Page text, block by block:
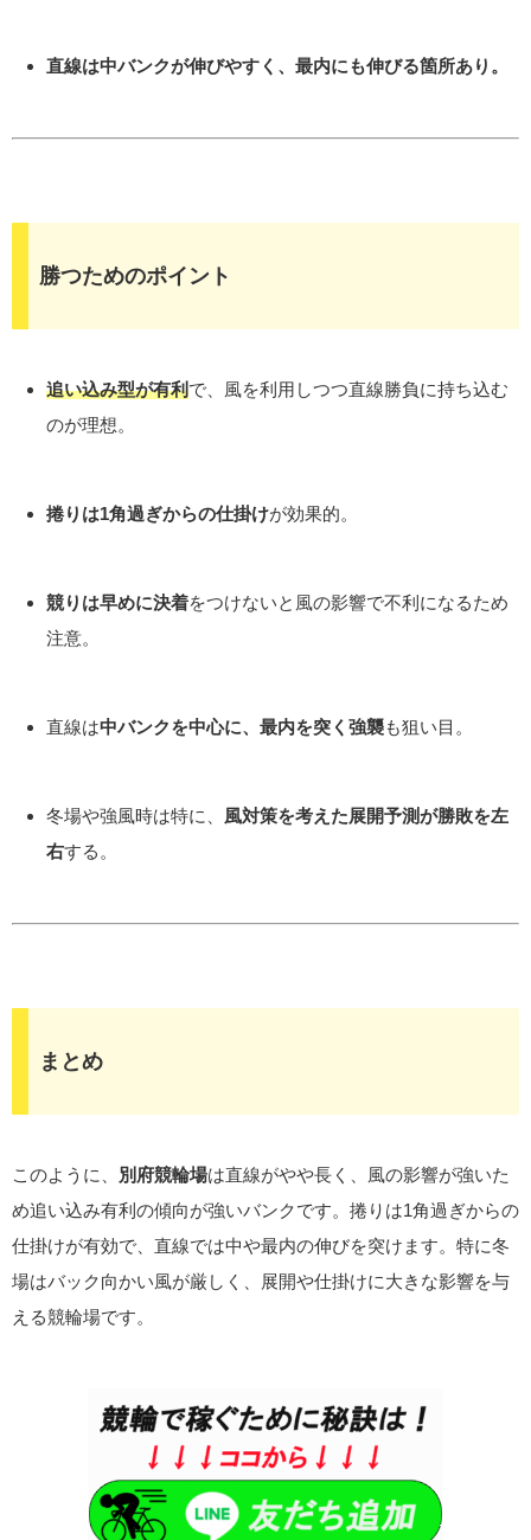
直線は中バンクが伸びやすく、最内にも伸びる箇所あり。
勝つためのポイント
追い込み型が有利で、風を利用しつつ直線勝負に持ち込む
のが理想。
捲りは1角過ぎからの仕掛けが効果的。
競りは早めに決着をつけないと風の影響で不利になるため
注意。
直線は中バンクを中心に、最内を突く強襲も狙い目。
冬場や強風時は特に、 風対策を考えた展開予測が勝敗を左
右する。
まとめ
このように、 別府競輪場は直線がやや長く、風の影響が強いた
め追い込み有利の傾向が強いバンクです。捲りは1角過ぎからの
仕掛けが有効で、直線では中や最内の伸びを突けます。特に冬
場はバック向かい風が厳しく、展開や仕掛けに大きな影響を与
える競輪場です。